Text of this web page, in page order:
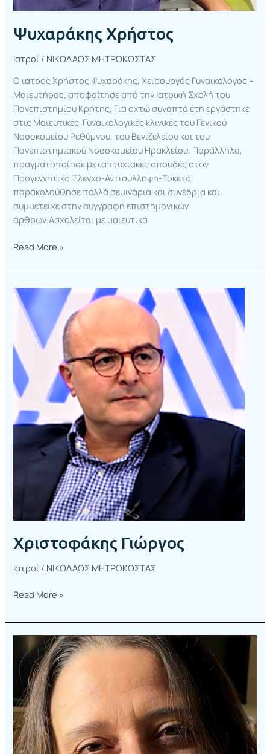
Ψυχαράκης Χρήστος
Ιατροί / ΝΙΚΟΛΑΟΣ ΜΗΤΡΟΚΩΣΤΑΣ
Ο ιατρός Χρήστος Ψυχαράκης, Χειρουργός Γυναικολόγος –
Μαιευτήρας, αποφοίτησε από την Ιατρική Σχολή του
Πανεπιστημίου Κρήτης. Για οχτώ συναπτά έτη εργάστηκε
στις Μαιευτικές-Γυναικολογικές κλινικές του Γενικού
Νοσοκομείου Ρεθύμνου, του Βενιζελείου και του
Πανεπιστημιακού Νοσοκομείου Ηρακλείου. Παράλληλα,
πραγματοποίησε μεταπτυχιακές σπουδές στον
Προγεννητικό Έλεγχο-Αντισύλληψη-Τοκετό,
παρακολούθησε πολλά σεμινάρια και συνέδρια και
συμμετείχε στην συγγραφή επιστημονικών
άρθρων.Ασχολείται με μαιευτικά
Read More »
Χριστοφάκης Γιώργος
Ιατροί / ΝΙΚΟΛΑΟΣ ΜΗΤΡΟΚΩΣΤΑΣ
Χριστοφάκης
Γιώργος
Read More »
Χαϊνάκη
Ειρήνη